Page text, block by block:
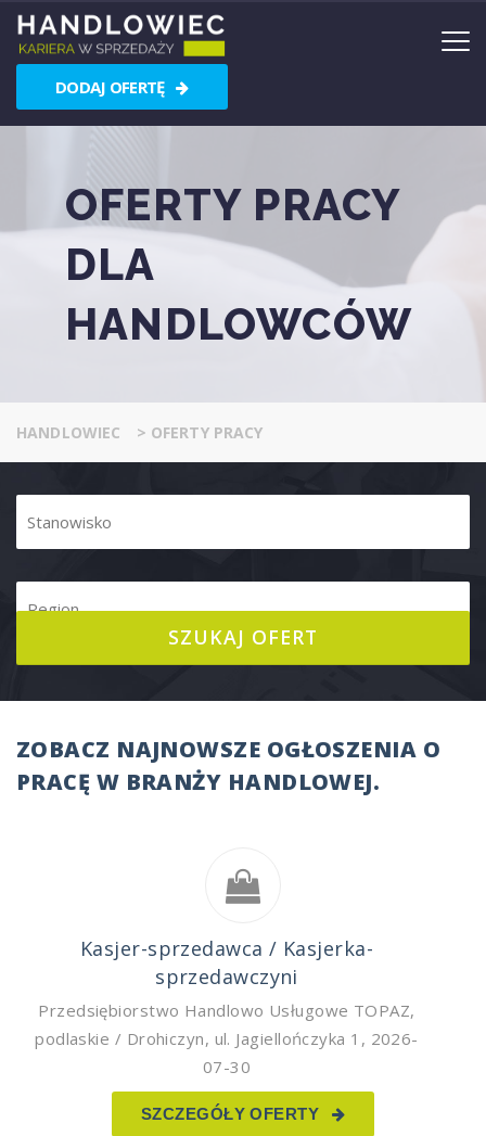
DODAJ OFERTĘ
OFERTY PRACY
DLA
HANDLOWCÓW
HANDLOWIEC > OFERTY PRACY
ZOBACZ NAJNOWSZE OGŁOSZENIA O
PRACĘ W BRANŻY HANDLOWEJ.
Kasjer-sprzedawca / Kasjerka-
sprzedawczyni
Przedsiębiorstwo Handlowo Usługowe TOPAZ,
podlaskie / Drohiczyn, ul. Jagiellończyka 1 , 2026-
07-30
SZCZEGÓŁY OFERTY